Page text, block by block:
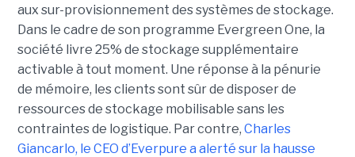
aux sur-provisionnement des systèmes de stockage.
Dans le cadre de son programme Evergreen One, la
société livre 25% de stockage supplémentaire
activable à tout moment. Une réponse à la pénurie
de mémoire, les clients sont sûr de disposer de
ressources de stockage mobilisable sans les
contraintes de logistique. Par contre, Charles
Giancarlo, le CEO d’Everpure a alerté sur la hausse